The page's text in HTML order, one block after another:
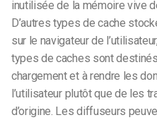
inutilisée de la mémoire vive
D’autres types de cache
sur le navigateur de
types de caches sont
chargement et à rendre les
l’utilisateur plutôt que de les
d’origine. Les diffuseurs